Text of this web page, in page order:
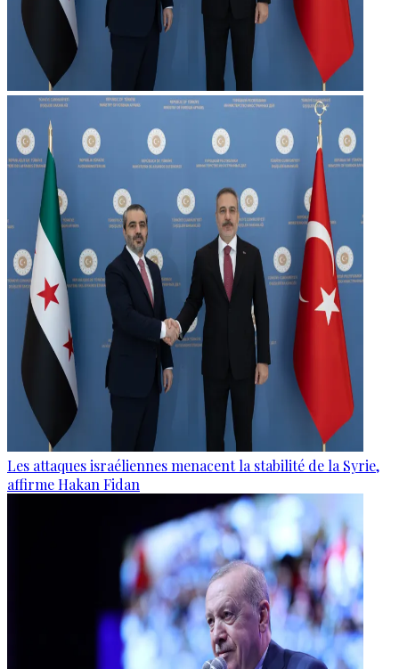
Les attaques israéliennes menacent la stabilité de la Syrie,
affirme Hakan Fidan